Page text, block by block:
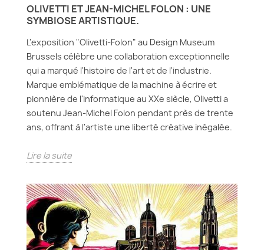
OLIVETTI ET JEAN-MICHEL FOLON : UNE
SYMBIOSE ARTISTIQUE.
L'exposition "Olivetti-Folon" au Design Museum
Brussels célèbre une collaboration exceptionnelle
qui a marqué l'histoire de l'art et de l'industrie.
Marque emblématique de la machine à écrire et
pionnière de l'informatique au XXe siècle, Olivetti a
soutenu Jean-Michel Folon pendant près de trente
ans, offrant à l'artiste une liberté créative inégalée.
Lire la suite